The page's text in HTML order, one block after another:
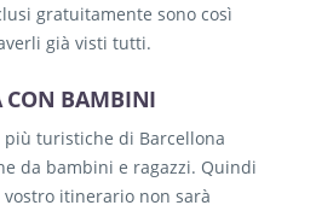
gratuitamente sono così
già visti tutti.
CON BAMBINI
turistiche di Barcellona
da bambini e ragazzi. Quindi
itinerario non sarà